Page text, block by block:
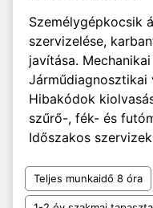
Személygépkocsik
szervizelése,
javítása.
Járműdiagnosztikai
Hibakódok
szűrő-, fék- és
Időszakos
Teljes munkaidő 8 óra